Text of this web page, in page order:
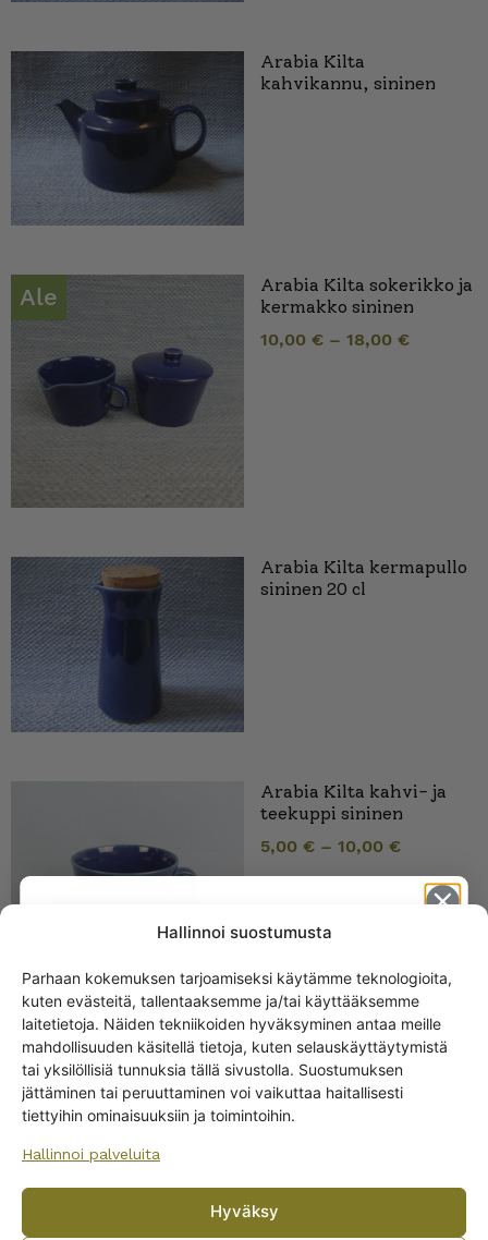
Hallinnoi suostumusta
Parhaan kokemuksen tarjoamiseksi käytämme teknologioita,
kuten evästeitä, tallentaaksemme ja/tai käyttääksemme
laitetietoja. Näiden tekniikoiden hyväksyminen antaa meille
mahdollisuuden käsitellä tietoja, kuten selauskäyttäytymistä
tai yksilöllisiä tunnuksia tällä sivustolla. Suostumuksen
jättäminen tai peruuttaminen voi vaikuttaa haitallisesti
tiettyihin ominaisuuksiin ja toimintoihin.
Hallinnoi palveluita
Hyväksy
Arabia Kilta
kahvikannu, sininen
Ale
Arabia Kilta sokerikko ja
kermakko sininen
10,00 € – 18,00 €
Arabia Kilta kermapullo
sininen 20 cl
Arabia Kilta kahvi- ja
teekuppi sininen
5,00 € – 10,00 €
Arabia / Iittala
kannellinen pata sininen
38,00
Get -5%
off?
Yes! I want the discount